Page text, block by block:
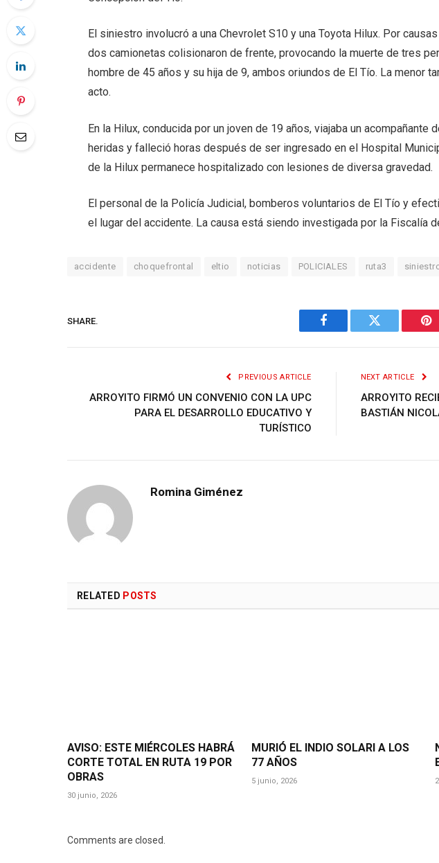
El siniestro involucró a una Chevrolet S10 y una Toyota Hilux. Por
dos camionetas colisionaron de frente, provocando la muerte de tres
hombre de 45 años y su hija de 9, ambos oriundos de El Tío. La menor
acto.
En la Hilux, conducida por un joven de 19 años, viajaba un acompañante
heridas y falleció horas después de ser ingresado en el Hospital
de la Hilux permanece hospitalizado con lesiones de diversa gravedad.
El personal de la Policía Judicial, bomberos voluntarios de El Tío y
el lugar del accidente. La causa está siendo investigada por la Fiscalía
accidente choquefrontal eltio noticias POLICIALES ruta3
SHARE.
Facebook Twitter
PREVIOUS ARTICLE
ARROYITO FIRMÓ UN CONVENIO CON LA UPC
PARA EL DESARROLLO EDUCATIVO Y
TURÍSTICO
NEXT ARTICLE
ARROYITO
BASTIÁN
Romina Giménez
RELATED POSTS
AVISO: ESTE MIÉRCOLES HABRÁ
CORTE TOTAL EN RUTA 19 POR
OBRAS
30 junio, 2026
MURIÓ EL INDIO SOLARI A LOS
77 AÑOS
5 junio, 2026
Comments are closed.